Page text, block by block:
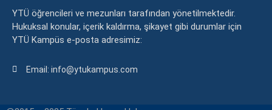
YTÜ öğrencileri ve mezunları tarafından yönetilmektedir.
Hukuksal konular, içerik kaldırma, şikayet gibi durumlar için
YTÜ Kampüs e-posta adresimiz:
Email: info@ytukampus.com